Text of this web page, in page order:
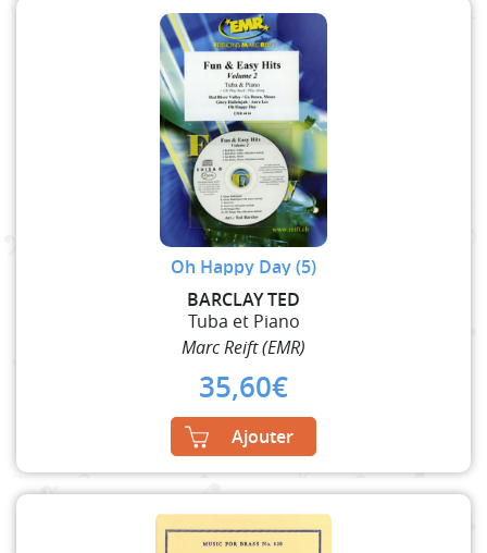
Oh Happy Day (5)
BARCLAY TED
Tuba et Piano
Marc Reift (EMR)
35,60€
Ajouter